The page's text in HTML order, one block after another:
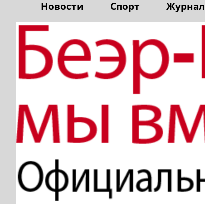
Новости Спорт Журнал